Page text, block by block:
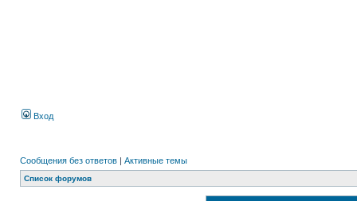
Вход
Сообщения без ответов | Активные темы
Список форумов